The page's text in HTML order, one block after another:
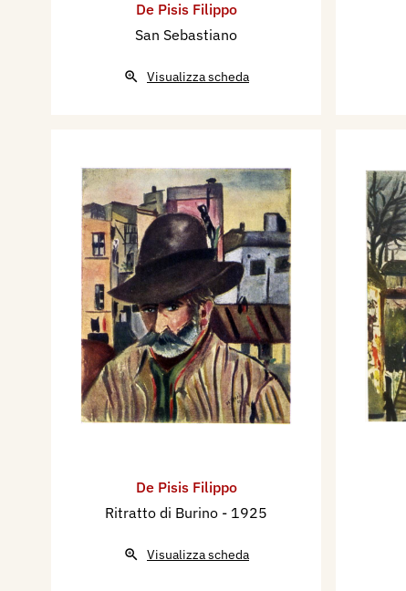
De Pisis Filippo
San Sebastiano
Visualizza scheda
De Pisis Filippo
Ritratto di Burino - 1925
Visualizza scheda